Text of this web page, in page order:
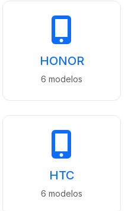
HONOR
6 modelos
HTC
6 modelos